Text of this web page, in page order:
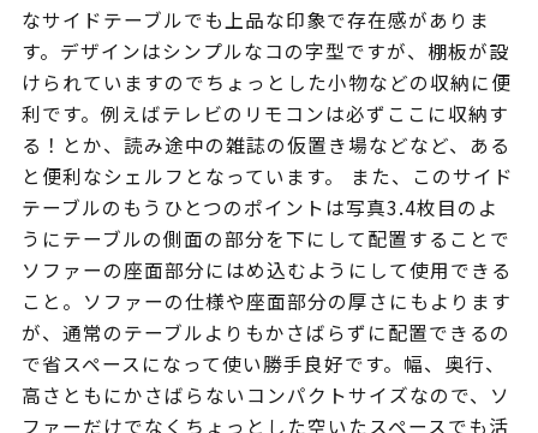
なサイドテーブルでも上品な印象で存在感がありま
す。デザインはシンプルなコの字型ですが、棚板が設
けられていますのでちょっとした小物などの収納に便
利です。例えばテレビのリモコンは必ずここに収納す
る！とか、読み途中の雑誌の仮置き場などなど、ある
と便利なシェルフとなっています。 また、このサイド
テーブルのもうひとつのポイントは写真3.4枚目のよ
うにテーブルの側面の部分を下にして配置することで
ソファーの座面部分にはめ込むようにして使用できる
こと。ソファーの仕様や座面部分の厚さにもよります
が、通常のテーブルよりもかさばらずに配置できるの
で省スペースになって使い勝手良好です。幅、奥行、
高さともにかさばらないコンパクトサイズなので、ソ
ファーだけでなくちょっとした空いたスペースでも活